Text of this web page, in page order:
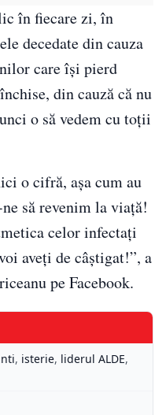
în fiecare zi, în
decedate din cauza
care își pierd
din cauză că nu
o să vedem cu toții
o cifră, așa cum au
să revenim la viață!
celor infectați
aveți de câștigat!”, a
pe Facebook.
, isterie, liderul ALDE,